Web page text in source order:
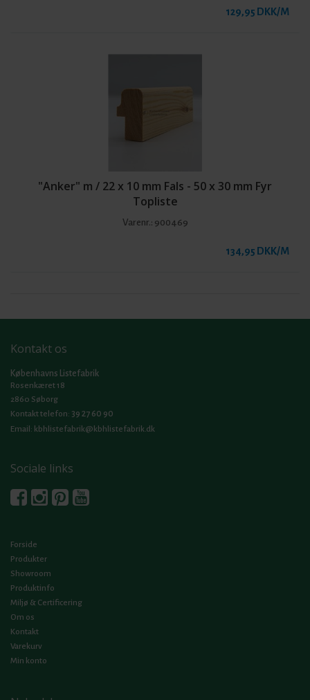
129,95 DKK/M
"Anker" m / 22 x 10 mm Fals - 50 x 30 mm Fyr
Topliste
Varenr.: 900469
134,95 DKK/M
Kontakt os
Københavns Listefabrik
Rosenkæret 18
2860 Søborg
Kontakt telefon: 39 27 60 90
Email: kbhlistefabrik@kbhlistefabrik.dk
Sociale links
Forside
Produkter
Showroom
Produktinfo
Miljø & Certificering
Om os
Kontakt
Varekurv
Min konto